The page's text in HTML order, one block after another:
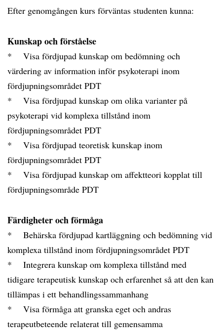
Efter genomgången kurs förväntas studenten kunna:
Kunskap och förståelse
* Visa fördjupad kunskap om bedömning och
värdering av information inför psykoterapi inom
fördjupningsområdet PDT
* Visa fördjupad kunskap om olika varianter på
psykoterapi vid komplexa tillstånd inom
fördjupningsområdet PDT
* Visa fördjupad teoretisk kunskap inom
fördjupningsområdet PDT
* Visa fördjupad kunskap om affektteori kopplat till
fördjupningsområde PDT
Färdigheter och förmåga
* Behärska fördjupad kartläggning och bedömning vid
komplexa tillstånd inom fördjupningsområdet PDT
* Integrera kunskap om komplexa tillstånd med
tidigare terapeutisk kunskap och erfarenhet så att den kan
tillämpas i ett behandlingssammanhang
* Visa förmåga att granska eget och andras
terapeutbeteende relaterat till gemensamma